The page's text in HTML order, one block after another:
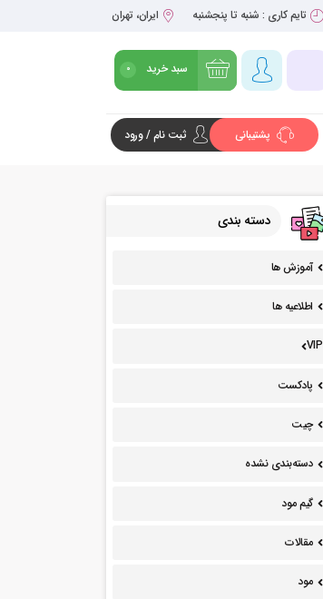
تایم کاری : شنبه تا پنجشنبه ایران، تهران
سبد خرید 0
پشتیبانی ثبت نام / ورود
دسته بندی
آموزش ها
اطلاعیه ها
VIP
پادکست
چیت
دسته‌بندی نشده
گیم مود
مقالات
مود